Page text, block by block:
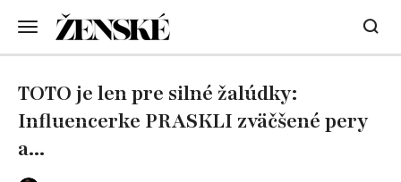
TOTO je len pre silné žalúdky:
Influencerke PRASKLI zväčšené pery
a...